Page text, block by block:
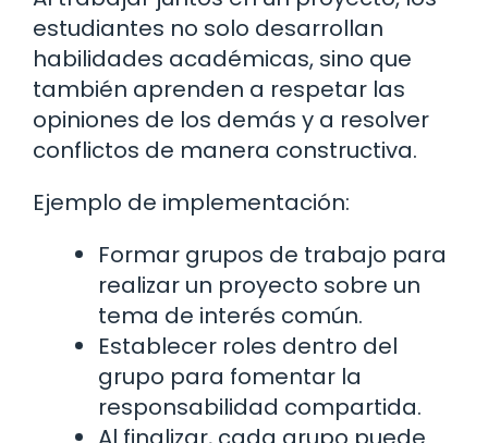
estudiantes no solo desarrollan
habilidades académicas, sino que
también aprenden a respetar las
opiniones de los demás y a resolver
conflictos de manera constructiva.
Ejemplo de implementación:
Formar grupos de trabajo para
realizar un proyecto sobre un
tema de interés común.
Establecer roles dentro del
grupo para fomentar la
responsabilidad compartida.